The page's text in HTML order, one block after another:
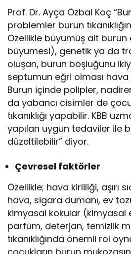
Prof. Dr. Ayça Özbal Koç
problemler burun
Özellikle büyümüş alt burun
büyümesi), genetik ya da
oluşan, burun boşluğunu
septumun eğri olması hava
Burun içinde polipler,
da yabancı cisimler de
tıkanıklığı yapabilir. KBB
yapılan uygun tedaviler ile
düzeltilebilir” diyor.
Çevresel faktörler
Özellikle; hava kirliliği, aşırı
hava, sigara dumanı, ev
kimyasal kokular (kimyasal
parfüm, deterjan, temizlik
tıkanıklığında önemli rol